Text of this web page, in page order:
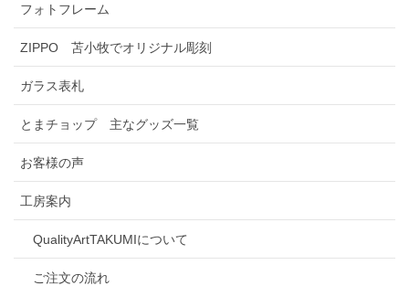
フォトフレーム
ZIPPO 苫小牧でオリジナル彫刻
ガラス表札
とまチョップ 主なグッズ一覧
お客様の声
工房案内
QualityArtTAKUMIについて
ご注文の流れ